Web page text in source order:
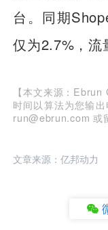
台。同期
仅为2.7%，流
【本文来源：
时间以算法为您输
run@ebrun.com 或
文章来源：亿邦动力